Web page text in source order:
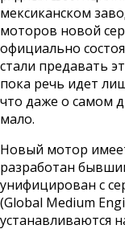
мексиканском
моторов новой
официально
стали предавать
пока речь идет
что даже о самом
мало.
Новый мотор
разработан
унифицирован с
(Global Medium
устанавливаются